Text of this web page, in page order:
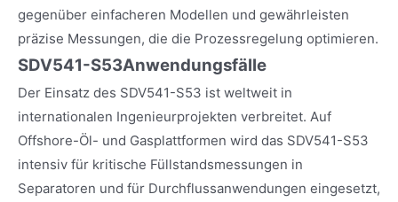
gegenüber einfacheren Modellen und gewährleisten
präzise Messungen, die die Prozessregelung optimieren.
SDV541-S53Anwendungsfälle
Der Einsatz des SDV541-S53 ist weltweit in
internationalen Ingenieurprojekten verbreitet. Auf
Offshore-Öl- und Gasplattformen wird das SDV541-S53
intensiv für kritische Füllstandsmessungen in
Separatoren und für Durchflussanwendungen eingesetzt,